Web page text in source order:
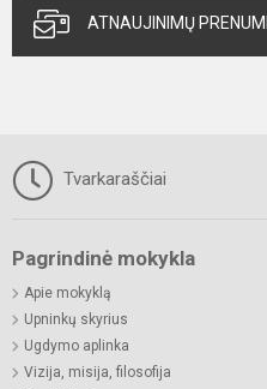
ATNAUJINIMŲ
Tvarkaraščiai
Pagrindinė mokykla
Apie mokyklą
Upninkų skyrius
Ugdymo aplinka
Vizija, misija, filosofija